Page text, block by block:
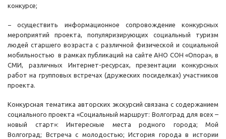
конкурсе;
− осуществить информационное сопровождение конкурсных
мероприятий проекта, популяризирующих социальный туризм
людей старшего возраста с различной физической и социальной
мобильностью в рамках публикаций на сайте АНО СОН «Опора», в
СМИ, различных Интернет-ресурсах, презентации конкурсных
работ на групповых встречах (дружеских посиделках) участников
проекта.
Конкурсная тематика авторских экскурсий связана с содержанием
социального проекта «Социальный маршрут: Волгоград для всех –
новый старт»: Интересные места родного города; Мой
Волгоград; Встреча с молодостью; История города в истории